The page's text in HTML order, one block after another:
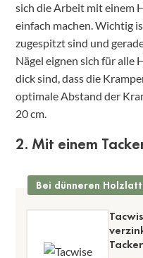
sich die Arbeit mit einem
einfach machen. Wichtig
zugespitzt sind und
Nägel eignen sich für alle
dick sind, dass die
optimale Abstand der
20 cm.
2. Mit einem
Bei dünneren
Tacker